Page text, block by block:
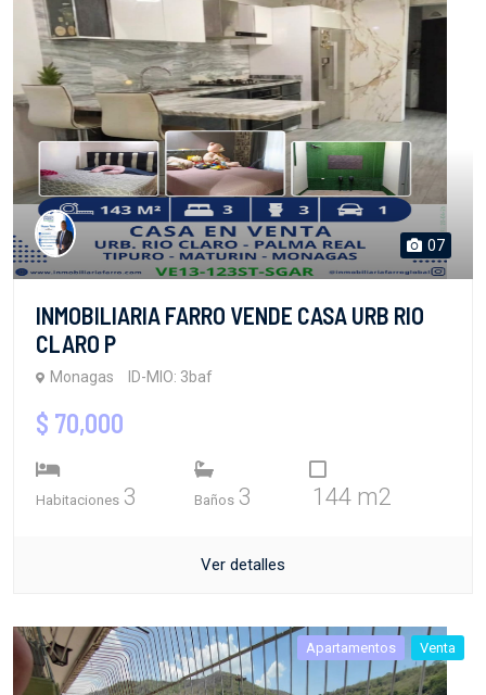
07
INMOBILIARIA FARRO VENDE CASA URB RIO
CLARO P
Monagas ID-MIO: 3baf
$ 70,000
Habitaciones 3 Baños 3 144 m2
Ver detalles
Apartamentos Venta